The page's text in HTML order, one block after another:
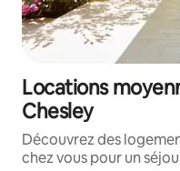
Locations
Chesley
Découvrez des
chez vous pour un